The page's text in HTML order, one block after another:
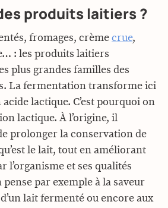
produits laitiers ?
fromages, crème crue,
: les produits laitiers
plus grandes familles des
La fermentation transforme ici
lactique. C’est pourquoi on
lactique. À l’origine, il
prolonger la conservation de
le lait, tout en améliorant
l’organisme et ses qualités
pense par exemple à la saveur
lait fermenté ou encore aux